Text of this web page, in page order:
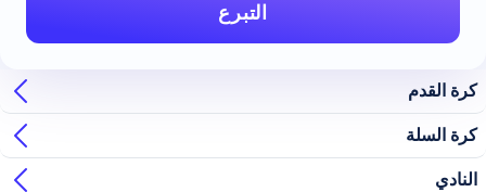
التبرع
كرة القدم
كرة السلة
النادي